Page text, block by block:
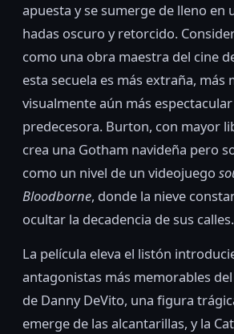
apuesta y se sumerge de lleno en
hadas oscuro y retorcido.
como una obra maestra del cine
esta secuela es más extraña, más
visualmente aún más
predecesora. Burton, con mayor
crea una Gotham navideña pero
como un nivel de un videojuego
Bloodborne, donde la nieve
ocultar la decadencia de sus calles.
La película eleva el listón
antagonistas más memorables
de Danny DeVito, una figura
emerge de las alcantarillas, y la